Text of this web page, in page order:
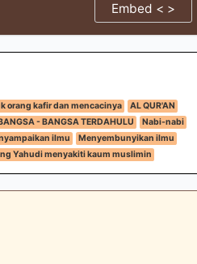
Embed < >
orang kafir dan mencacinya
AL QUR'AN
- BANGSA TERDAHULU
Nabi-nabi
ilmu
Menyembunyikan ilmu
Yahudi menyakiti kaum muslimin